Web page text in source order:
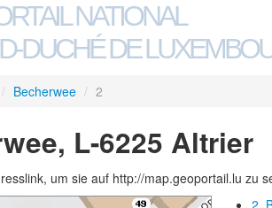
NATIONAL
DUCHÉ DE
/ Becherwee / 2
L-6225 Altrier
um sie auf http://map.geoportail.lu zu
2,